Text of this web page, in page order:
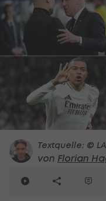
Textquelle: ©
von Florian